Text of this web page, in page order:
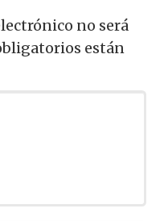
no será
están